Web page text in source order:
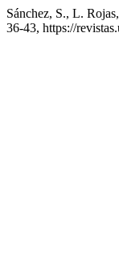
Sánchez, S., L.
36-43, https://